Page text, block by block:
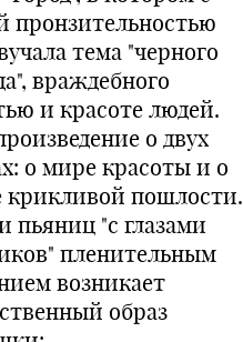
пронзительностью
тема "черного
враждебного
и красоте людей.
о двух
о мире красоты и о
крикливой пошлости.
пьяниц "с глазами
пленительным
возникает
образ